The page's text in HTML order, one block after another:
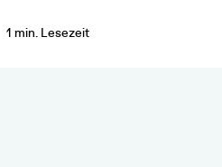
1 min. Lesezeit